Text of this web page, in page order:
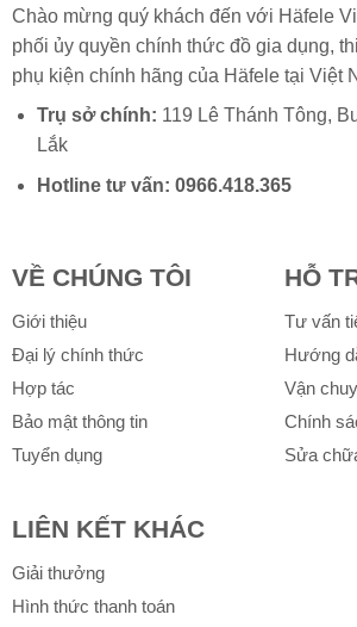
Chào mừng quý khách đến với Häfele
phối ủy quyền chính thức đồ gia dụng,
phụ kiện chính hãng của Häfeletại Việt
Trụ sở chính: 119 Lê Thánh Tông,
Lắk
Hotline tư vấn: 0966.418.365
VỀ CHÚNG TÔI
Giới thiệu
Đại lý chính thức
Hợp tác
Bảo mật thông tin
Tuyển dụng
HỖ
Tư vấn
Hướng
Vận
Chính
Sửa
LIÊN KẾT KHÁC
Giải thưởng
Hình thức thanh toán